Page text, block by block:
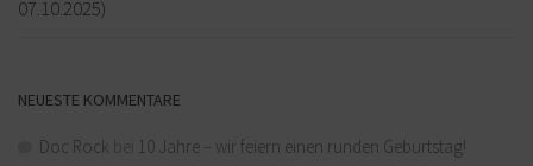
07.10.2025)
NEUESTE KOMMENTARE
Doc Rock 10 Jahre – wir feiern einen runden Geburtstag!